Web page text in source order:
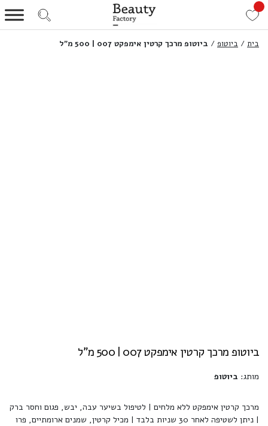
בית / ביוטופ / ביוטופ מרכך קרטין אימפקט 007 | 500 מ”ל
ביוטופ מרכך קרטין אימפקט 007 | 500 מ"ל
מותג: ביוטופ
מרכך קרטין אימפקט ללא מלחים | לטיפול בשיער עבה, יבש, פגום וחסר ברק
| ניתן לשטיפה לאחר 30 שניות בלבד | מכיל קרטין, שמנים ארומתיים, פרו